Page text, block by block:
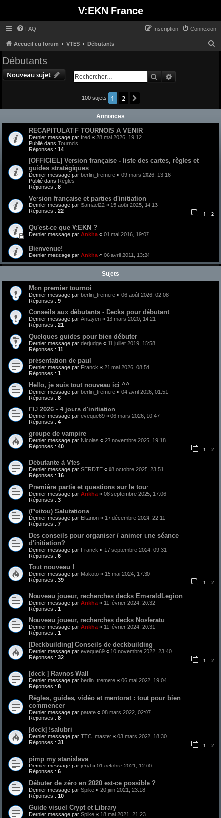
V:EKN France
FAQ Connexion
Inscription
Accueil du forum VTES Débutants
Débutants
Nouveau sujet Rechercher
100 sujets 1 2
Annonces
RECAPITULATIF TOURNOIS A VENIR
Dernier message par fred « 28 mai 2026, 19:12
Publié dans Tournois
Réponses : 14
[OFFICIEL] Version française - liste des cartes, règles et
guides stratégiques
Dernier message par berlin_tremere « 09 mars 2026, 13:16
Publié dans Règles
Réponses : 8
Version française et parties d'initiation
Dernier message par Samael22 « 15 août 2025, 14:13
Réponses : 22 1 2
Qu'est-ce que V:EKN ?
Dernier message par Ankha « 01 mai 2016, 19:07
Bienvenue!
Dernier message par Ankha « 06 avril 2011, 13:24
Sujets
Mon premier tournoi
Dernier message par berlin_tremere « 06 août 2026, 02:08
Réponses : 9
Conseils aux débutants - Decks pour débutant
Dernier message par Antayen « 13 mars 2020, 14:21
Réponses : 21
Quelques guides pour bien débuter
Dernier message par derjudge « 11 juillet 2019, 15:58
Réponses : 11
présentation de paul
Dernier message par Franck « 21 mai 2026, 08:54
Réponses : 1
Hello, je suis tout nouveau ici ^^
Dernier message par berlin_tremere « 04 avril 2026, 01:51
Réponses : 8
FIJ 2026 - 4 jours d'initiation
Dernier message par eveque69 « 06 mars 2026, 10:47
Réponses : 4
groupe de vampire
Dernier message par Nicolas « 27 novembre 2025, 19:18
Réponses : 40 1 2
Débutante à Vtes
Dernier message par SERDTE « 08 octobre 2025, 23:51
Réponses : 16
Première partie et questions sur le tour
Dernier message par Ankha « 08 septembre 2025, 17:06
Réponses : 3
(Poitou) Salutations
Dernier message par Eltarion « 17 décembre 2024, 22:11
Réponses : 7
Des conseils pour organiser / animer une séance
d'initiation?
Dernier message par Franck « 17 septembre 2024, 09:31
Réponses : 6
Tout nouveau !
Dernier message par Makoto « 15 mai 2024, 17:30
Réponses : 39 1 2
Nouveau joueur, recherches decks EmeraldLegion
Dernier message par Ankha « 11 février 2024, 20:32
Réponses : 1
Nouveau joueur, recherches decks Nosferatu
Dernier message par Ankha « 11 février 2024, 20:31
Réponses : 1
[Deckbuilding] Conseils de deckbuilding
Dernier message par eveque69 « 10 novembre 2022, 23:40
Réponses : 32 1 2
[deck ] Ravnos Wall
Dernier message par berlin_tremere « 06 mai 2022, 19:04
Réponses : 8
Règles, guides, vidéo et mentorat : tout pour bien
commencer
Dernier message par patate « 08 mars 2022, 02:07
Réponses : 8
[deck] !salubri
Dernier message par TTC_master « 03 mars 2022, 18:30
Réponses : 31 1 2
pimp my stanislava
Dernier message par jeryl « 01 octobre 2021, 12:00
Réponses : 6
Débuter de zéro en 2020 est-ce possible ?
Dernier message par Spike « 20 juin 2021, 23:18
Réponses : 10
Guide visuel Crypt et Library
Dernier message par Spike « 18 mai 2021, 21:23